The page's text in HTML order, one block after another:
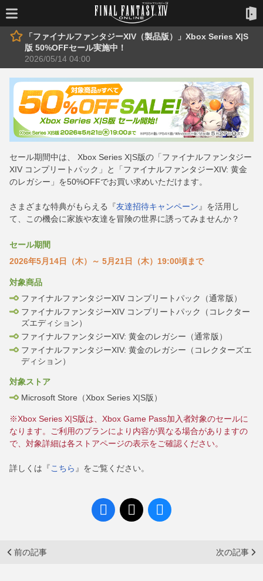
「ファイナルファンタジーXIV（製品版）」Xbox Series X|S
版 50%OFFセール実施中！
2026/05/14 04:00
セール期間中は、 Xbox Series X|S版の「ファイナルファンタジー
XIV コンプリートパック」と「ファイナルファンタジーXIV: 黄金
のレガシー」を50%OFFでお買い求めいただけます。
さまざまな特典がもらえる『友達招待キャンペーン 』を活用し
て、この機会に家族や友達を冒険の世界に誘ってみませんか？
セール期間
2026年5月14日（木）～ 5月21日（木）19:00頃まで
対象商品
ファイナルファンタジーXIV コンプリートパック（通常版）
ファイナルファンタジーXIV コンプリートパック（コレクター
ズエディション）
ファイナルファンタジーXIV: 黄金のレガシー（通常版）
ファイナルファンタジーXIV: 黄金のレガシー（コレクターズエ
ディション）
対象ストア
Microsoft Store（Xbox Series X|S版）
※Xbox Series X|S版は、Xbox Game Pass加入者対象のセールに
なります。ご利用のプランにより内容が異なる場合がありますの
で、対象詳細は各ストアページの表示をご確認ください。
詳しくは『こちら 』をご覧ください。
前の記事 次の記事